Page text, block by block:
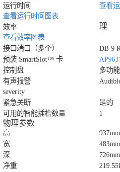
运行时间
查看
查看运行时间图表
效率
查看效率图表
理
接口端口（多个）
DB-9
预装 SmartSlot™ 卡
控制盘
多功
有声报警
severity
紧急关断
是的
可用的智能插槽数量
1
物理参数
高
宽
深
净重